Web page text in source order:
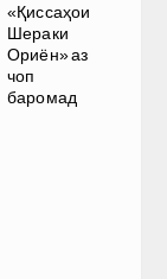
«Қиссаҳои
Шераки
Ориён» аз
чоп
баромад